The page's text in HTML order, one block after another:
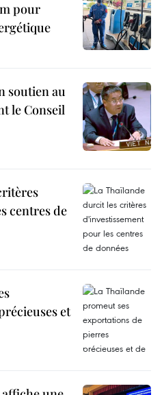
pour
soutien au
le Conseil
centres de
et